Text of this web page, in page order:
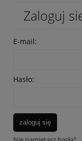
Zaloguj
E-mail:
Hasło:
zaloguj się